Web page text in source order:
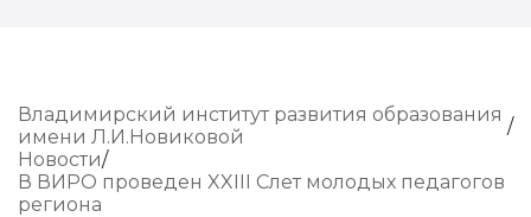
Владимирский институт развития образования
имени Л.И.Новиковой
Новости
В ВИРО проведен XXIII Слет молодых педагогов
региона